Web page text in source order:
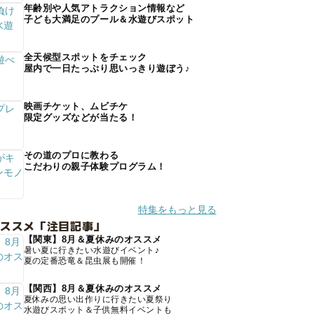
年齢別や人気アトラクション情報など
子ども大満足のプール＆水遊びスポット
全天候型スポットをチェック
屋内で一日たっぷり思いっきり遊ぼう♪
映画チケット、ムビチケ
限定グッズなどが当たる！
その道のプロに教わる
こだわりの親子体験プログラム！
特集をもっと見る
スメ「注目記事」
【関東】8月＆夏休みのオススメ
暑い夏に行きたい水遊びイベント♪
夏の定番恐竜＆昆虫展も開催！
【関西】8月＆夏休みのオススメ
夏休みの思い出作りに行きたい夏祭り
水遊びスポット＆子供無料イベントも